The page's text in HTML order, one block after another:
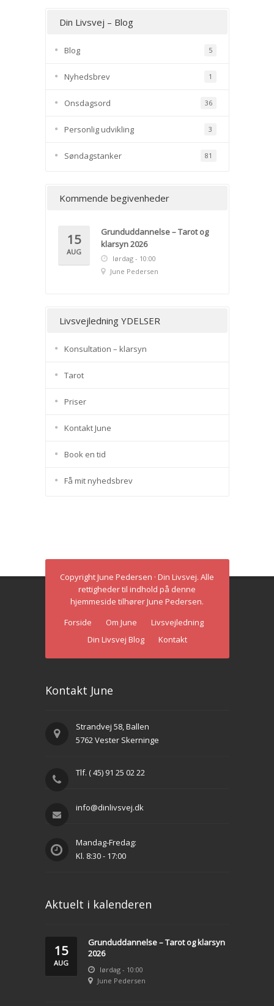
Din Livsvej – Blog
Blog 5
Nyhedsbrev 1
Onsdagsord 36
Personlig udvikling 3
Søndagstanker 81
Kommende begivenheder
15
AUG
Grunduddannelse – Tarot og
klarsyn 2026
lørdag - 10:00
June Pedersen
Livsvejledning YDELSER
Konsultation – klarsyn
Tarot
Priser
Kontakt June
Book en tid
Få mit nyhedsbrev
Copyright June Pedersen · Din Livsvej. Alle
rettigheder til indhold på denne
hjemmeside tilhører June Pedersen.
Forside
Om June
Livsvejledning
Din Livsvej Blog
Kontakt
Kontakt June
Strandvej 58, Ballen
5762 Vester Skerninge
Tlf. ( 45) 91 25 02 22
info@dinlivsvej.dk
Mandag-Fredag:
Kl. 8:30 - 17:00
Aktuelt i kalenderen
15
AUG
Grunduddannelse – Tarot og klarsyn
2026
lørdag - 10:00
June Pedersen